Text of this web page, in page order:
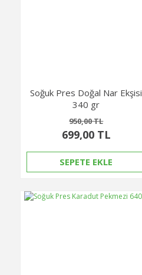
Soğuk Pres Doğal Nar Ekşisi
340 gr
699,00 TL
950,00 TL
SEPETE EKLE